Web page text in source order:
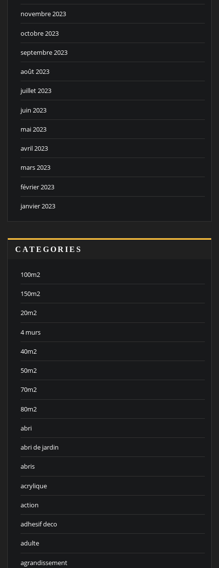
novembre 2023
octobre 2023
septembre 2023
août 2023
juillet 2023
juin 2023
mai 2023
avril 2023
mars 2023
février 2023
janvier 2023
CATEGORIES
100m2
150m2
20m2
4 murs
40m2
50m2
70m2
80m2
abri
abri de jardin
abris
acrylique
action
adhesif deco
adulte
agrandissement